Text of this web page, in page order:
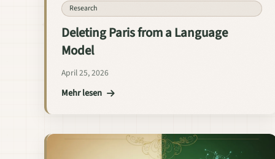
Research
Deleting Paris from a Language
Model
April 25, 2026
Mehr lesen